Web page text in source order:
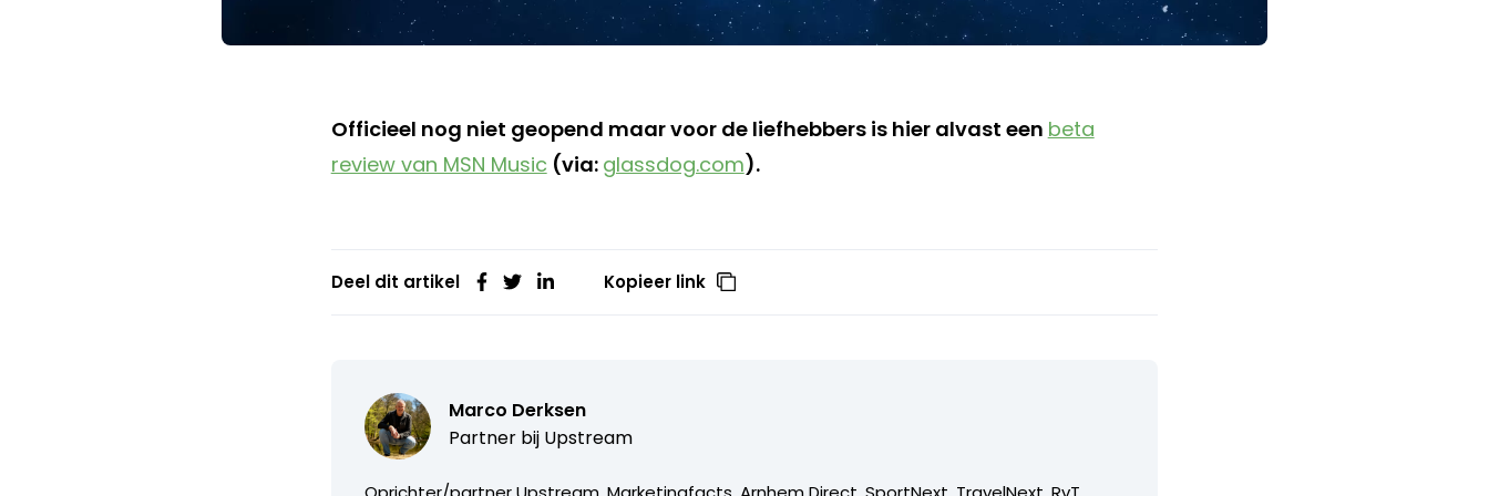
Officieel nog niet geopend maar voor de liefhebbers is hier alvast een beta
review van MSN Music (via: glassdog.com).
Deel dit artikel Kopieer link
Marco Derksen
Partner bij Upstream